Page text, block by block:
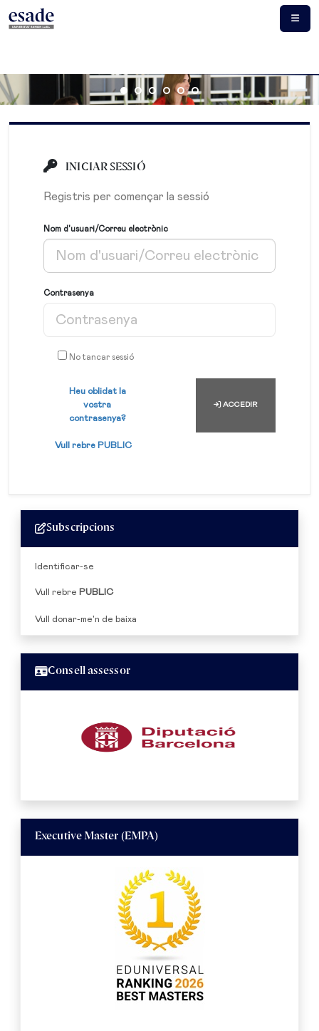
INICIAR SESSIÓ
Registris per començar la sessió
Nom d'usuari/Correu electrònic
Contrasenya
No tancar sessió
Heu oblidat la
vostra
contrasenya?
ACCEDIR
Vull rebre PUBLIC
Subscripcions
Identificar-se
Vull rebre PUBLIC
Vull donar-me'n de baixa
Consell assessor
Executive Master (EMPA)